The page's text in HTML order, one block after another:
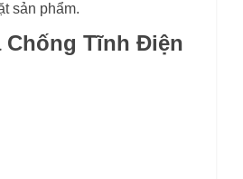
sản phẩm.
Chống Tĩnh Điện